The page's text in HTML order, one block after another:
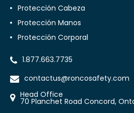
Protección Cabeza
Protección Manos
Protección Corporal
1.877.663.7735
contactus@roncosafety.com
Head Office
70 Planchet Road Concord,